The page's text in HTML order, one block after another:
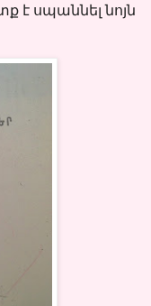
է սպաննել նոյն